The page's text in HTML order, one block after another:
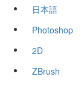
日本語
Photoshop
2D
ZBrush